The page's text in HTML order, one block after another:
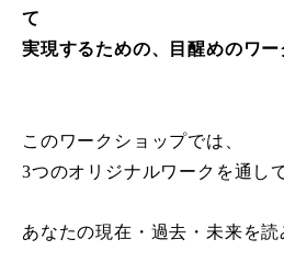
て
実現するための、目醒めのワー
このワークショップでは、
3つのオリジナルワークを通し
あなたの現在・過去・未来を読